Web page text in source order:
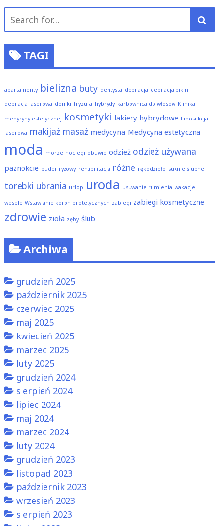
for:
TAGI
apartamenty bielizna buty dentysta depilacja depilacja bikini
depilacja laserowa domki fryzura hybrydy karbownica do włosów Klinika
medycyny estetycznej kosmetyki lakiery hybrydowe Liposukcja
laserowa makijaż masaż medycyna Medycyna estetyczna
moda morze noclegi obuwie odzież odzież używana
paznokcie puder ryżowy rehabilitacja różne rękodzieło suknie ślubne
torebki ubrania urlop uroda usuwanie rumienia wakacje
wesele Wstawianie koron protetycznych zabiegi zabiegi kosmetyczne
zdrowie zioła zęby ślub
Archiwa
grudzień 2025
październik 2025
czerwiec 2025
maj 2025
kwiecień 2025
marzec 2025
luty 2025
grudzień 2024
sierpień 2024
lipiec 2024
maj 2024
marzec 2024
luty 2024
grudzień 2023
listopad 2023
październik 2023
wrzesień 2023
sierpień 2023